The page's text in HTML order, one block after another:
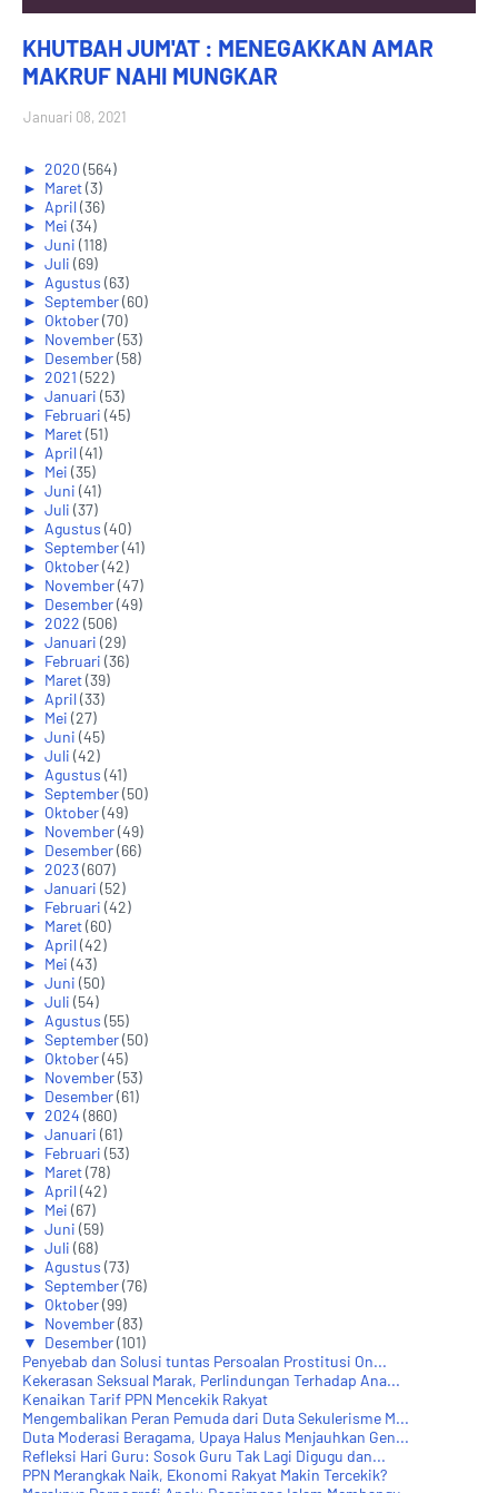
KHUTBAH JUM'AT : MENEGAKKAN AMAR
MAKRUF NAHI MUNGKAR
Januari 08, 2021
► 2020 (564)
► Maret(3)
► April(36)
► Mei (34)
► Juni (118)
► Juli (69)
► Agustus (63)
► September(60)
► Oktober(70)
► November(53)
► Desember(58)
► 2021 (522)
► Januari (53)
► Februari (45)
► Maret(51)
► April(41)
► Mei (35)
► Juni (41)
► Juli (37)
► Agustus (40)
► September(41)
► Oktober(42)
► November(47)
► Desember(49)
► 2022 (506)
► Januari (29)
► Februari (36)
► Maret(39)
► April(33)
► Mei (27)
► Juni (45)
► Juli (42)
► Agustus (41)
► September(50)
► Oktober(49)
► November(49)
► Desember(66)
► 2023(607)
► Januari (52)
► Februari (42)
► Maret(60)
► April(42)
► Mei (43)
► Juni (50)
► Juli (54)
► Agustus (55)
► September(50)
► Oktober(45)
► November(53)
► Desember(61)
▼ 2024 (860)
► Januari (61)
► Februari (53)
► Maret(78)
► April(42)
► Mei (67)
► Juni (59)
► Juli (68)
► Agustus (73)
► September(76)
► Oktober(99)
► November(83)
▼ Desember(101)
Penyebab dan Solusi tuntas Persoalan Prostitusi On...
Kekerasan Seksual Marak, Perlindungan Terhadap Ana...
Kenaikan Tarif PPN Mencekik Rakyat
Mengembalikan Peran Pemuda dari Duta Sekulerisme M...
Duta Moderasi Beragama, Upaya Halus Menjauhkan Gen...
Refleksi Hari Guru: Sosok Guru Tak Lagi Digugu dan...
PPN Merangkak Naik, Ekonomi Rakyat Makin Tercekik?